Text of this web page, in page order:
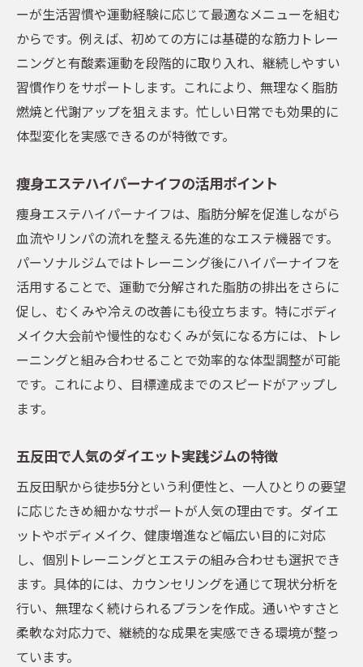
ーが生活習慣や運動経験に応じて最適なメニューを組む
からです。例えば、初めての方には基礎的な筋力トレー
ニングと有酸素運動を段階的に取り入れ、継続しやすい
習慣作りをサポートします。これにより、無理なく脂肪
燃焼と代謝アップを狙えます。忙しい日常でも効果的に
体型変化を実感できるのが特徴です。
痩身エステハイパーナイフの活用ポイント
痩身エステハイパーナイフは、脂肪分解を促進しながら
血流やリンパの流れを整える先進的なエステ機器です。
パーソナルジムではトレーニング後にハイパーナイフを
活用することで、運動で分解された脂肪の排出をさらに
促し、むくみや冷えの改善にも役立ちます。特にボディ
メイク大会前や慢性的なむくみが気になる方には、トレ
ーニングと組み合わせることで効率的な体型調整が可能
です。これにより、目標達成までのスピードがアップし
ます。
五反田で人気のダイエット実践ジムの特徴
五反田駅から徒歩5分という利便性と、一人ひとりの要望
に応じたきめ細かなサポートが人気の理由です。ダイエ
ットやボディメイク、健康増進など幅広い目的に対応
し、個別トレーニングとエステの組み合わせも選択でき
ます。具体的には、カウンセリングを通じて現状分析を
行い、無理なく続けられるプランを作成。通いやすさと
柔軟な対応力で、継続的な成果を実感できる環境が整っ
ています。